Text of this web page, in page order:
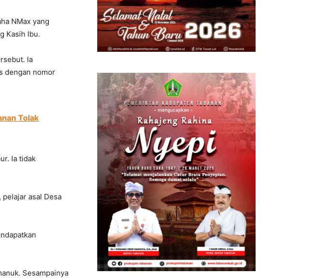
NMax yang
Kasih Ibu.
Ia
dengan nomor
Tolak
Ia tidak
pelajar asal Desa
Sesampainya